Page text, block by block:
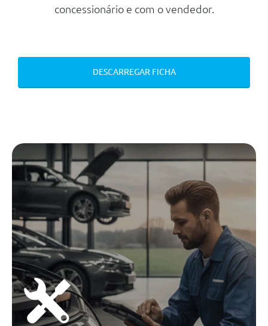
Volante E Alavanca Das
Apoio De Braço Dianteiro Com
Compartimento De Arrumaçao
Vidros Traseiros Escurecidos
Ar Condicionado Automático Bi-
Zona
Fecho Central De Portas
Pala De Sol Do Condutor E
Passageiro Com Espelho
Coluna De Direcçao Com
Regulaçao Em Altura E
Profundidade
Painel De Instrumentos
concessionário e com o vendedor.
DESCARREGAR FICHA